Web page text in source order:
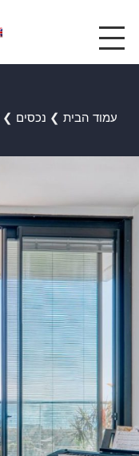
עמוד הבית ❯ נכסים ❯